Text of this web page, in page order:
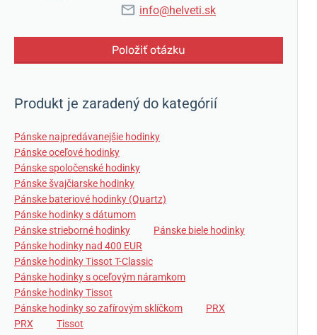
info@helveti.sk
Položiť otázku
Produkt je zaradený do kategórií
Pánske najpredávanejšie hodinky
Pánske oceľové hodinky
Pánske spoločenské hodinky
Pánske švajčiarske hodinky
Pánske bateriové hodinky (Quartz)
Pánske hodinky s dátumom
Pánske strieborné hodinky
Pánske biele hodinky
Pánske hodinky nad 400 EUR
Pánske hodinky Tissot T-Classic
Pánske hodinky s oceľovým náramkom
Pánske hodinky Tissot
Pánske hodinky so zafírovým sklíčkom
PRX
PRX
Tissot